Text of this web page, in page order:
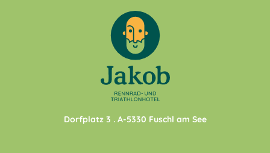
Dorfplatz 3 . A-5330 Fuschl am See